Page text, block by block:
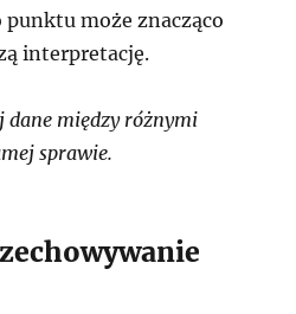
może znacząco
interpretację.
dane między różnymi
sprawie.